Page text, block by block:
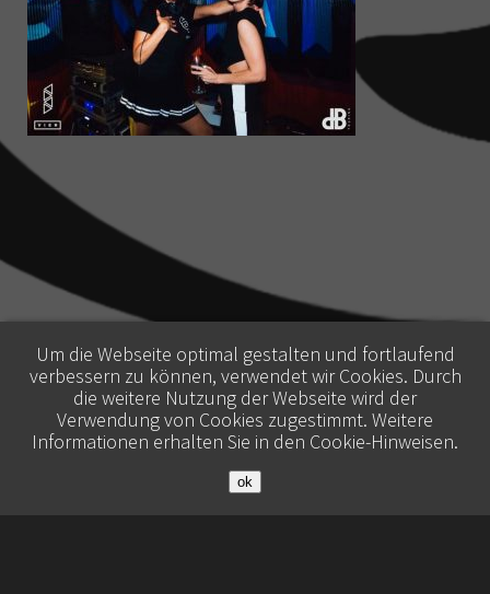
Um die Webseite optimal gestalten und fortlaufend
verbessern zu können, verwendet wir Cookies. Durch
die weitere Nutzung der Webseite wird der
Verwendung von Cookies zugestimmt. Weitere
Informationen erhalten Sie in den Cookie-Hinweisen.
ok